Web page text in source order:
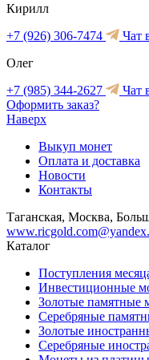
Кирилл
+7 (926) 306-7474
Чат
Олег
+7 (985) 344-2627
Чат
Оформить заказ?
Наверх
Выкуп монет
Оплата и доставка
Новости
Контакты
Таганская, Москва,
Каталог
Поступления
Инвестиционные
Золотые
Серебряные
Золотые
Серебряные